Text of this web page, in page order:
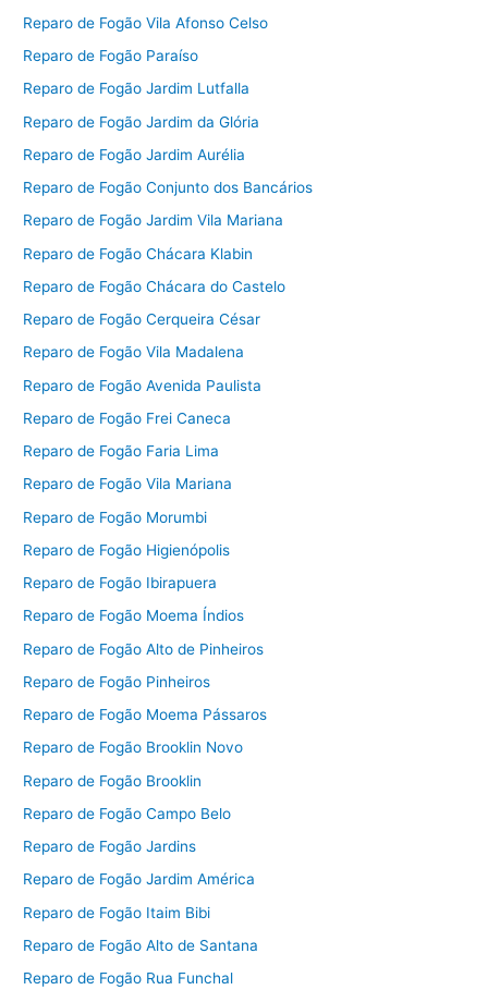
Reparo de Fogão Vila Afonso Celso
Reparo de Fogão Paraíso
Reparo de Fogão Jardim Lutfalla
Reparo de Fogão Jardim da Glória
Reparo de Fogão Jardim Aurélia
Reparo de Fogão Conjunto dos Bancários
Reparo de Fogão Jardim Vila Mariana
Reparo de Fogão Chácara Klabin
Reparo de Fogão Chácara do Castelo
Reparo de Fogão Cerqueira César
Reparo de Fogão Vila Madalena
Reparo de Fogão Avenida Paulista
Reparo de Fogão Frei Caneca
Reparo de Fogão Faria Lima
Reparo de Fogão Vila Mariana
Reparo de Fogão Morumbi
Reparo de Fogão Higienópolis
Reparo de Fogão Ibirapuera
Reparo de Fogão Moema Índios
Reparo de Fogão Alto de Pinheiros
Reparo de Fogão Pinheiros
Reparo de Fogão Moema Pássaros
Reparo de Fogão Brooklin Novo
Reparo de Fogão Brooklin
Reparo de Fogão Campo Belo
Reparo de Fogão Jardins
Reparo de Fogão Jardim América
Reparo de Fogão Itaim Bibi
Reparo de Fogão Alto de Santana
Reparo de Fogão Rua Funchal